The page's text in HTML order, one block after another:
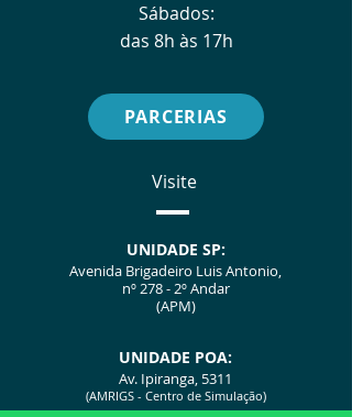
Sábados:
das 8h às 17h
PARCERIAS
Visite
UNIDADE SP:
Avenida Brigadeiro Luis Antonio,
nº 278 - 2º Andar
(APM)
UNIDADE POA:
Av. Ipiranga, 5311
(AMRIGS - Centro de Simulação)